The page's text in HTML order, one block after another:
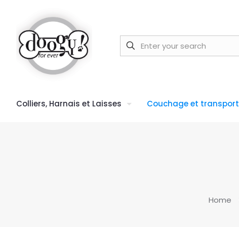
Colliers, Harnais et Laisses Couchage et transport
Home